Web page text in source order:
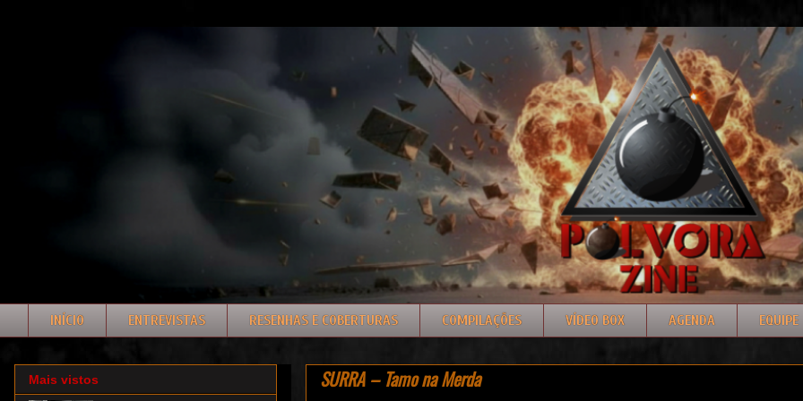
INÍCIO ENTREVISTAS RESENHAS E COBERTURAS COMPILAÇÕES VÍDEO BOX AGENDA EQUIPE
SURRA – Tamo na Merda
Mais vistos